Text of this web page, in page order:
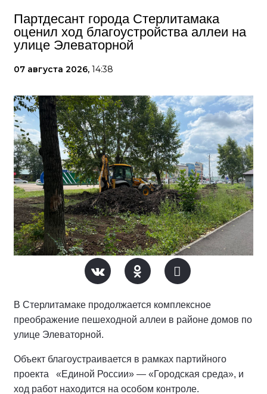
Партдесант города Стерлитамака
оценил ход благоустройства аллеи на
улице Элеваторной
07 августа 2026, 14:38
В Стерлитамаке продолжается комплексное
преображение пешеходной аллеи в районе домов по
улице Элеваторной.
Объект благоустраивается в рамках партийного
проекта «Единой России» — «Городская среда», и
ход работ находится на особом контроле.